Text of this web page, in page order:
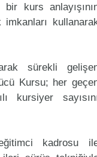
kurs
sürekli
Kursu; her
kursiyer
kadrosu